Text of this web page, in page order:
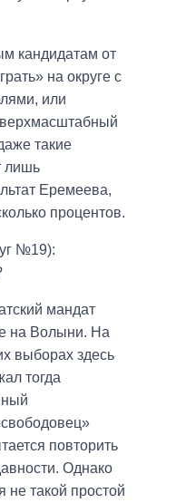
кандидатам от
на округе с
или
такие
лишь
Еремеева,
процентов.
№19):
мандат
на Волыни. На
выборах здесь
тогда
повторить
Однако
не такой простой